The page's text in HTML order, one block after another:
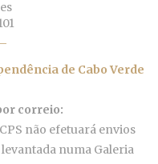
de Cabo Verde
correio:
não efetuará envios
numa Galeria